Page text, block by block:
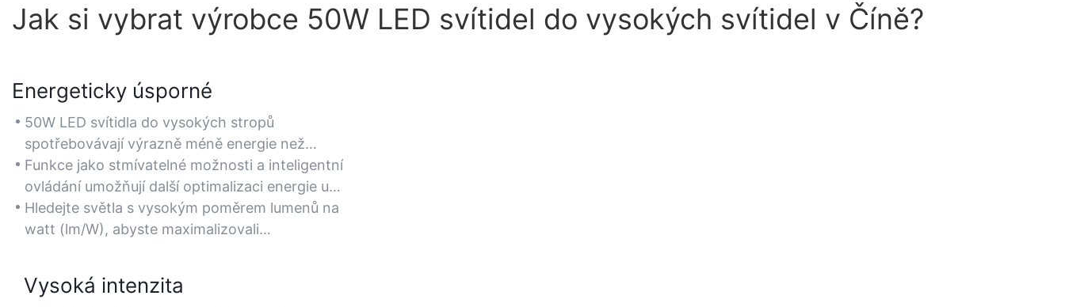
Jak si vybrat výrobce 50W LED svítidel do vysokých svítidel v Číně?
Energeticky úsporné
50W LED svítidla do vysokých stropů
spotřebovávají výrazně méně energie než
tradiční halogenidové nebo zářivkové výbojky
a nabízejí ekvivalentní jas s úsporou energie až
60 %. Ideální pro sklady, továrny a velké
komerční prostory vyžadující nepřetržité
Funkce jako stmívatelné možnosti a inteligentní
ovládání umožňují další optimalizaci energie u
50W LED svítidel pro vysoké stropy čínské
výroby.
Hledejte světla s vysokým poměrem lumenů na
watt (lm/W), abyste maximalizovali
Vysoká intenzita